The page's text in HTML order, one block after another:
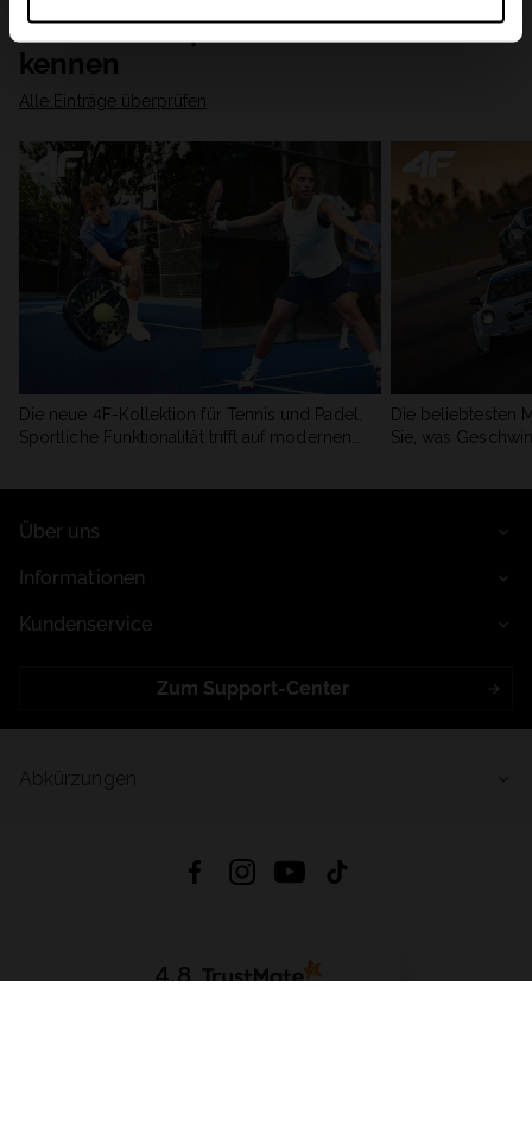
Lernen Sie Sport von Grund auf
kennen
Alle Einträge überprüfen
Die neue 4F-Kollektion für Tennis und Padel.
Sportliche Funktionalität trifft auf modernen
Die beliebtesten
Sie, was
Über uns
Informationen
Kundenservice
Zum Support-Center
4.8